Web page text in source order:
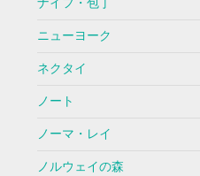
ナイフ・包丁
ニューヨーク
ネクタイ
ノート
ノーマ・レイ
ノルウェイの森